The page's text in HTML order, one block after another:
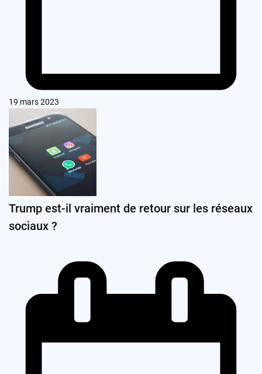
19 mars 2023
Trump est-il vraiment de retour sur les réseaux
sociaux ?